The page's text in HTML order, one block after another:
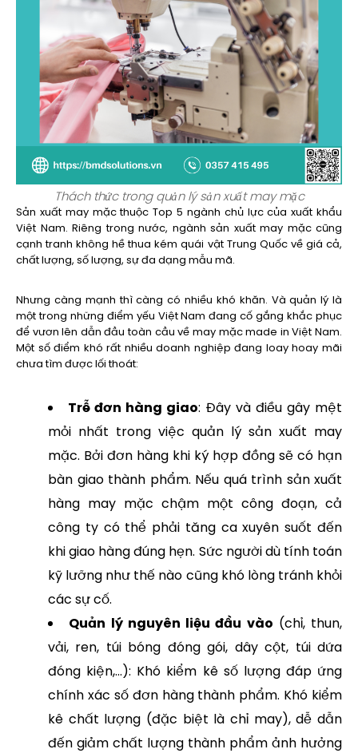
Thách thức trong quản lý sản xuất may mặc
Sản xuất may mặc thuộc Top 5 ngành chủ lực của xuất khẩu
Việt Nam. Riêng trong nước, ngành sản xuất may mặc cũng
cạnh tranh không hề thua kém quái vật Trung Quốc về giá cả,
chất lượng, số lượng, sự đa dạng mẫu mã.
Nhưng càng mạnh thì càng có nhiều khó khăn. Và quản lý là
một trong những điểm yếu Việt Nam đang cố gắng khắc phục
để vươn lên dẫn đầu toàn cầu về may mặc made in Việt Nam.
Một số điểm khó rất nhiều doanh nghiệp đang loay hoay mãi
chưa tìm được lối thoát:
Trễ đơn hàng giao: Đây và điều gây mệt
mỏi nhất trong việc quản lý sản xuất may
mặc. Bởi đơn hàng khi ký hợp đồng sẽ có hạn
bàn giao thành phẩm. Nếu quá trình sản xuất
hàng may mặc chậm một công đoạn, cả
công ty có thể phải tăng ca xuyên suốt đến
khi giao hàng đúng hẹn. Sức người dù tính toán
kỹ lưỡng như thế nào cũng khó lòng tránh khỏi
các sự cố.
Quản lý nguyên liệu đầu vào (chỉ, thun,
vải, ren, túi bóng đóng gói, dây cột, túi dứa
đóng kiện,…): Khó kiểm kê số lượng đáp ứng
chính xác số đơn hàng thành phẩm. Khó kiểm
kê chất lượng (đặc biệt là chỉ may), dễ dẫn
đến giảm chất lượng thành phẩm ảnh hưởng